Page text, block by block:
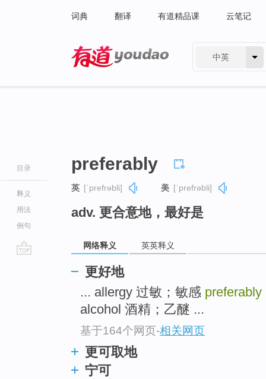
词典 翻译 有道精品课 云笔记
中英
目录
释义
用法
例句
preferably
英 [ˈprefrəbli] 美 [ˈprefrəbli]
adv. 更合意地，最好是
网络释义 英英释义
更好地
... allergy 过敏；敏感 preferably
alcohol 酒精；乙醚 ...
基于164个网页-相关网页
更可取地
宁可